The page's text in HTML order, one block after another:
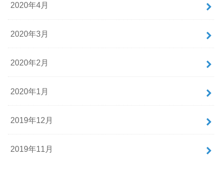
2020年4月
2020年3月
2020年2月
2020年1月
2019年12月
2019年11月